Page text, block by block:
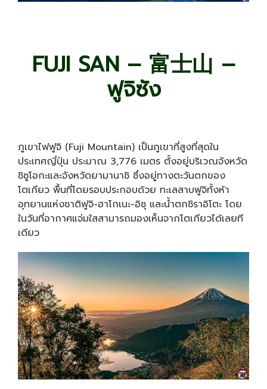
FUJI SAN – 富士山 –
ฟูจิซัง
ภูเขาไฟฟูจิ (Fuji Mountain) เป็นภูเขาที่สูงที่สุดใน
ประเทศญี่ปุ่น ประมาณ 3,776 เมตร ตั้งอยู่บริเวณจังหวัด
ชิซูโอกะและจังหวัดยามานาชิ ซึ่งอยู่ทางตะวันตกของ
โตเกียว พื้นที่โดยรอบประกอบด้วย ทะเลสาบฟูจิทั้งห้า
อุทยานแห่งชาติฟูจิ-ฮาโกเนะ-อิซุ และน้ำตกชิราอิโตะ โดย
ในวันที่อากาศแจ่มใสสามารถมองเห็นจากโตเกียวได้เลยที
เดียว